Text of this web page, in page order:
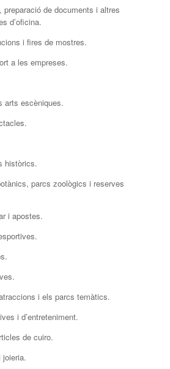
de documents i altres
d’oficina.
i fires de mostres.
a les empreses.
arts escèniques.
històrics.
parcs zoològics i reserves
i apostes.
i els parcs temàtics.
i d’entreteniment.
de cuiro.
joieria.